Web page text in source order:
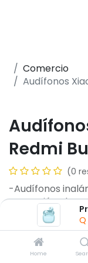
Q
Home
Comercio
Audífonos
Redmi
(0
-Audífonos
-Conexión
-Driver
-Respuesta de
-Alcance
-Autonomía